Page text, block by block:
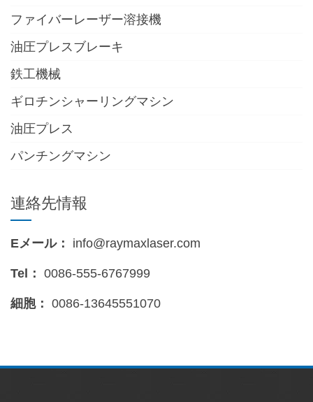
ファイバーレーザー溶接機
油圧プレスブレーキ
鉄工機械
ギロチンシャーリングマシン
油圧プレス
パンチングマシン
連絡先情報
Eメール： info@raymaxlaser.com
Tel： 0086-555-6767999
細胞： 0086-13645551070